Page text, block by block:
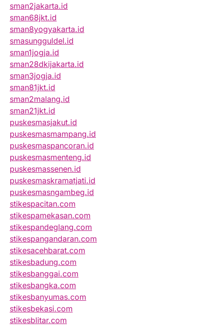
sman2jakarta.id
sman68jkt.id
sman8yogyakarta.id
smasungguldel.id
sman1jogja.id
sman28dkijakarta.id
sman3jogja.id
sman81jkt.id
sman2malang.id
sman21jkt.id
puskesmasjakut.id
puskesmasmampang.id
puskesmaspancoran.id
puskesmasmenteng.id
puskesmassenen.id
puskesmaskramatjati.id
puskesmasngambeg.id
stikespacitan.com
stikespamekasan.com
stikespandeglang.com
stikespangandaran.com
stikesacehbarat.com
stikesbadung.com
stikesbanggai.com
stikesbangka.com
stikesbanyumas.com
stikesbekasi.com
stikesblitar.com